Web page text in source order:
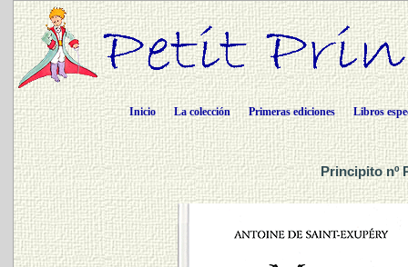
Inicio La colección Primeras ediciones Libros
Principito nº